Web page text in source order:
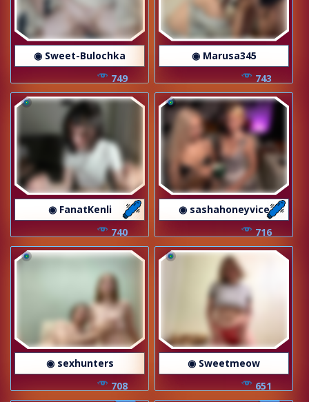
◉ Sweet-Bulochka
749
◉ Marusa345
743
◉ FanatKenli
740
◉ sashahoneyvice
716
◉ sexhunters
708
◉ Sweetmeow
651